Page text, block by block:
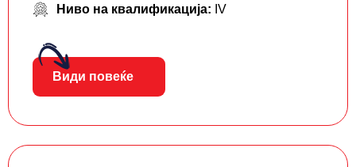
Ниво на квалификација: IV
Види повеќе